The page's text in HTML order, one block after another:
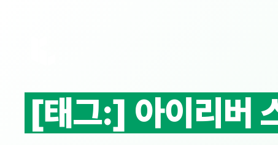
[태그:] 아이리버